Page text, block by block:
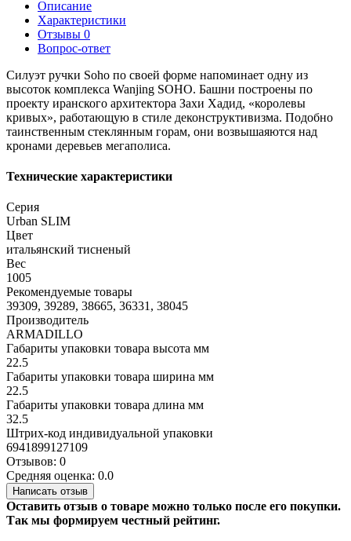
Описание
Характеристики
Отзывы 0
Вопрос-ответ
Силуэт ручки Soho по своей форме напоминает одну из
высоток комплекса Wanjing SOHO. Башни построены по
проекту иранского архитектора Захи Хадид, «королевы
кривых», работающую в стиле деконструктивизма. Подобно
таинственным стеклянным горам, они возвышаяются над
кронами деревьев мегаполиса.
Технические характеристики
Серия
Urban SLIM
Цвет
итальянский тисненый
Вес
1005
Рекомендуемые товары
39309, 39289, 38665, 36331, 38045
Производитель
ARMADILLO
Габариты упаковки товара высота мм
22.5
Габариты упаковки товара ширина мм
22.5
Габариты упаковки товара длина мм
32.5
Штрих-код индивидуальной упаковки
6941899127109
Отзывов: 0
Средняя оценка: 0.0
Написать отзыв
Оставить отзыв о товаре можно только после его покупки.
Так мы формируем честный рейтинг.